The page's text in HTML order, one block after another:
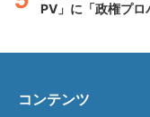
PV」に「政権プロ
コンテンツ